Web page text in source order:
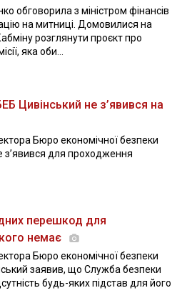
обговорила з міністром фінансів
на митниці. Домовилися на
розглянути проєкт про
яка оби...
Цивінський не з’явився на
Бюро економічної безпеки
з’явився для проходження
перешкод для
немає
Бюро економічної безпеки
заявив, що Служба безпеки
будь-яких підстав для його